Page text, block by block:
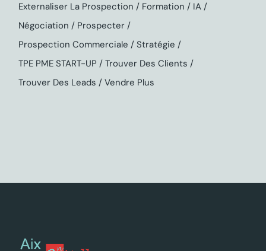
Externaliser La Prospection
Formation
IA
Négociation
Prospecter
Prospection Commerciale
Stratégie
TPE PME START-UP
Trouver Des Clients
Trouver Des Leads
Vendre Plus